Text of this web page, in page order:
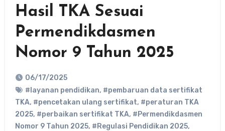
Hasil TKA Sesuai
Permendikdasmen
Nomor 9 Tahun 2025
06/17/2025
#layanan pendidikan, #pembaruan data sertifikat
TKA, #pencetakan ulang sertifikat, #peraturan TKA
2025, #perbaikan sertifikat TKA, #Permendikdasmen
Nomor 9 Tahun 2025, #Regulasi Pendidikan 2025,